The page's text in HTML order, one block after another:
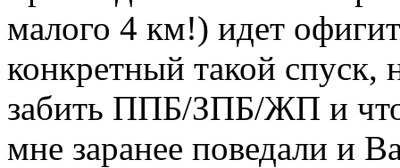
малого 4 км!) идет
конкретный такой спуск,
забить ППБ/ЗПБ/ЖП и
мне заранее поведали и